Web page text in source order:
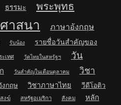
ธรรมะ
พระพุทธ
าสนา ภาษาอังกฤษ
รับน้อง
รายชื่อวันสำคัญของ
ะเทศ วัดไทยในสหรัฐฯ
วัน
วันสำคัญในเดือนตุลาคม
วิชา
งกฤษ วิชาภาษาไทย
วีดีโอติว
งฆ์ สหรัฐอเมริกา สังคม
หลัก